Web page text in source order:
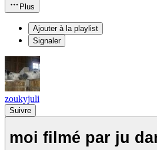
Plus
Ajouter à la playlist
Signaler
zoukyjuli
Suivre
moi filmé par ju